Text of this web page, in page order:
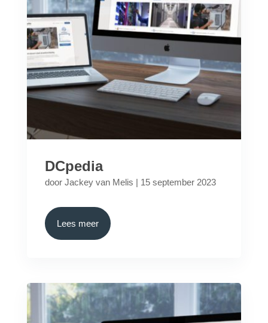
DCpedia
door Jackey van Melis | 15 september 2023
Lees meer